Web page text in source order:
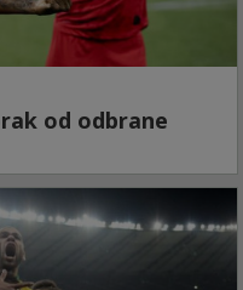
od odbrane